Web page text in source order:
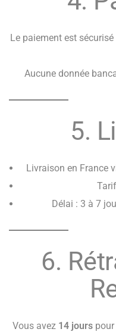
Le paiement est
Aucune donnée
5.
Livraison en France
Délai : 3 à 7
6.
Vous avez 14 jours